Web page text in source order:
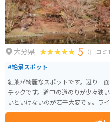
ングの疲れを癒やすのに最適です。 併設されたミュージアムでは半島の歴史
や文化を深く学べるほか、周囲には
丘パーク」もあり、愛車と一緒にフ
ます。四国最西端の灯台を目指す旅
大分県 5 （口コミ
#絶景スポット
紅葉が綺麗なスポットです。辺り一
チックです。道中の道のりが少々狭
いといけないのが若干大変です。ラ
オススメです。